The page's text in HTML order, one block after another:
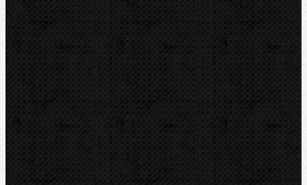
ROTHENBERGER
REMS
VIRAX
LEISTER